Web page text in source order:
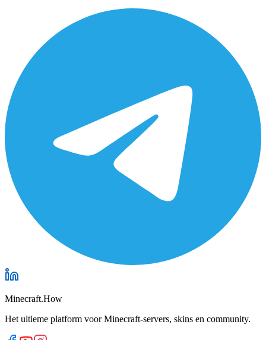
Minecraft.How
Het ultieme platform voor Minecraft-servers, skins en community.